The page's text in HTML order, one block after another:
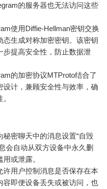
的服务器也无法访问这些
使用Diffie-Hellman密钥交换
生成对称加密密钥。该密钥
步提高安全性，防止数据泄
的加密协议MTProto结合了
计，兼顾安全性与效率，确
秘密聊天中的消息设置“自毁
会自动从双方设备中永久删
或泄露。
许用户控制消息是否保存在本
容即便设备丢失或被访问，也